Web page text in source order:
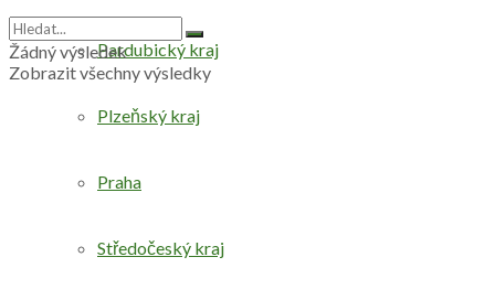
Pardubický kraj
Plzeňský kraj
Praha
Středočeský kraj
Žádný výsledek
Zobrazit všechny výsledky